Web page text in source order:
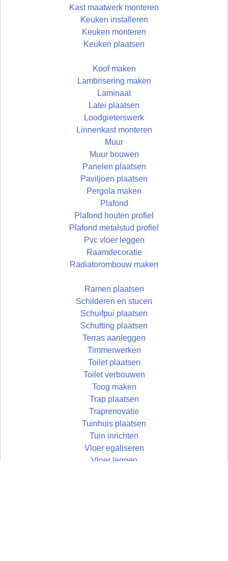
Kast maatwerk monteren
Keuken installeren
Keuken monteren
Keuken plaatsen
Koof maken
Lambrisering maken
Laminaat
Latei plaatsen
Loodgieterswerk
Linnenkast monteren
Muur
Muur bouwen
Panelen plaatsen
Paviljoen plaatsen
Pergola maken
Plafond
Plafond houten profiel
Plafond metalstud profiel
Pvc vloer leggen
Raamdecoratie
Radiatorombouw maken
Ramen plaatsen
Schilderen en stucen
Schuifpui plaatsen
Schutting plaatsen
Terras aanleggen
Timmerwerken
Toilet plaatsen
Toilet verbouwen
Toog maken
Trap plaatsen
Traprenovatie
Tuinhuis plaatsen
Tuin inrichten
Vloer egaliseren
Vloer leggen